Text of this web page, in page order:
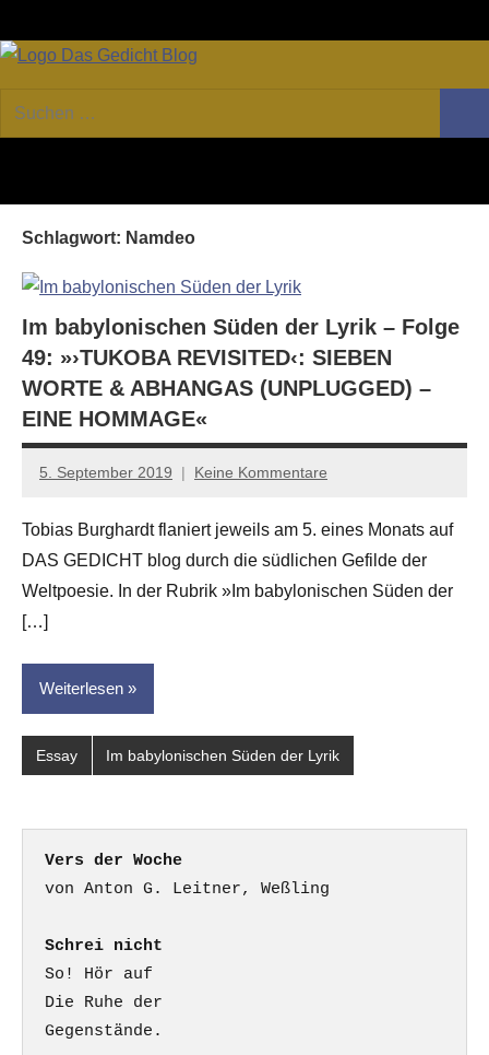
Inhalt
GEDICHT
Forum
von
Essay
und
Kritik
Suchen
nach:
Schlagwort: Namdeo
Im babylonischen Süden der Lyrik – Folge
49: »›TUKOBA REVISITED‹: SIEBEN
WORTE & ABHANGAS (UNPLUGGED) –
EINE HOMMAGE«
5. September 2019
Anton
Leitner
Keine Kommentare
Tobias Burghardt flaniert jeweils am 5. eines Monats auf
DAS GEDICHT blog durch die südlichen Gefilde der
Weltpoesie. In der Rubrik »Im babylonischen Süden der
[…]
Weiterlesen
Essay Im babylonischen Süden der Lyrik
Vers der Woche
Schrei nicht
So! Hör auf
Die Ruhe der
Gegenstände.